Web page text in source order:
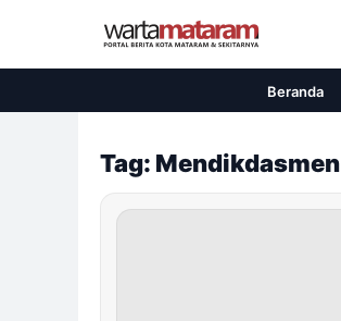
content
Beranda
Tag: Mendikdasmen